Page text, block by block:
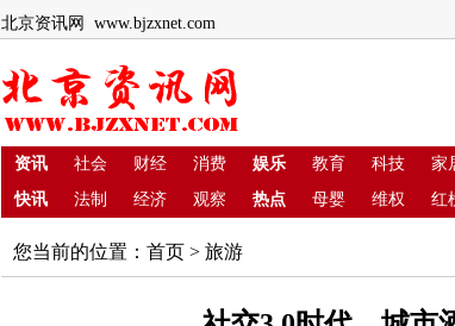
北京资讯网 www.bjzxnet.com
资讯 社会 财经 消费 娱乐 教育 科技 家
快讯
法制 经济 观察 热点 母婴 维权 红
您当前的位置： 首页 > 旅游